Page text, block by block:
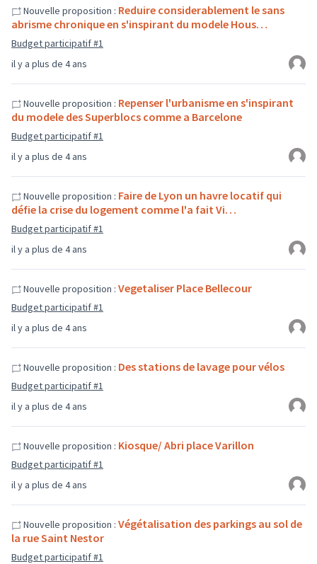
il y a plus de 4 ans
Nouvelle proposition : Reduire considerablement le sans
abrisme chronique en s'inspirant du modele Hous…
Budget participatif #1
il y a plus de 4 ans
Nouvelle proposition : Repenser l'urbanisme en s'inspirant
du modele des Superblocs comme a Barcelone
Budget participatif #1
il y a plus de 4 ans
Nouvelle proposition : Faire de Lyon un havre locatif qui
défie la crise du logement comme l'a fait Vi…
Budget participatif #1
il y a plus de 4 ans
Nouvelle proposition : Vegetaliser Place Bellecour
Budget participatif #1
il y a plus de 4 ans
Nouvelle proposition : Des stations de lavage pour vélos
Budget participatif #1
il y a plus de 4 ans
Nouvelle proposition : Kiosque/ Abri place Varillon
Budget participatif #1
Nouvelle proposition : Végétalisation des parkings au sol de
la rue Saint Nestor
Budget participatif #1